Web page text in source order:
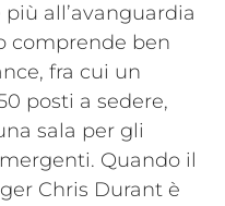
all’avanguardia
comprende ben
fra cui un
posti a sedere,
sala per gli
Quando il
Chris Durant è